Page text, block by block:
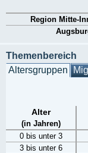
Region Mitte-
Themenbereich
Altersgruppen
Alter
(in Jahren)
0 bis unter 3
3 bis unter 6